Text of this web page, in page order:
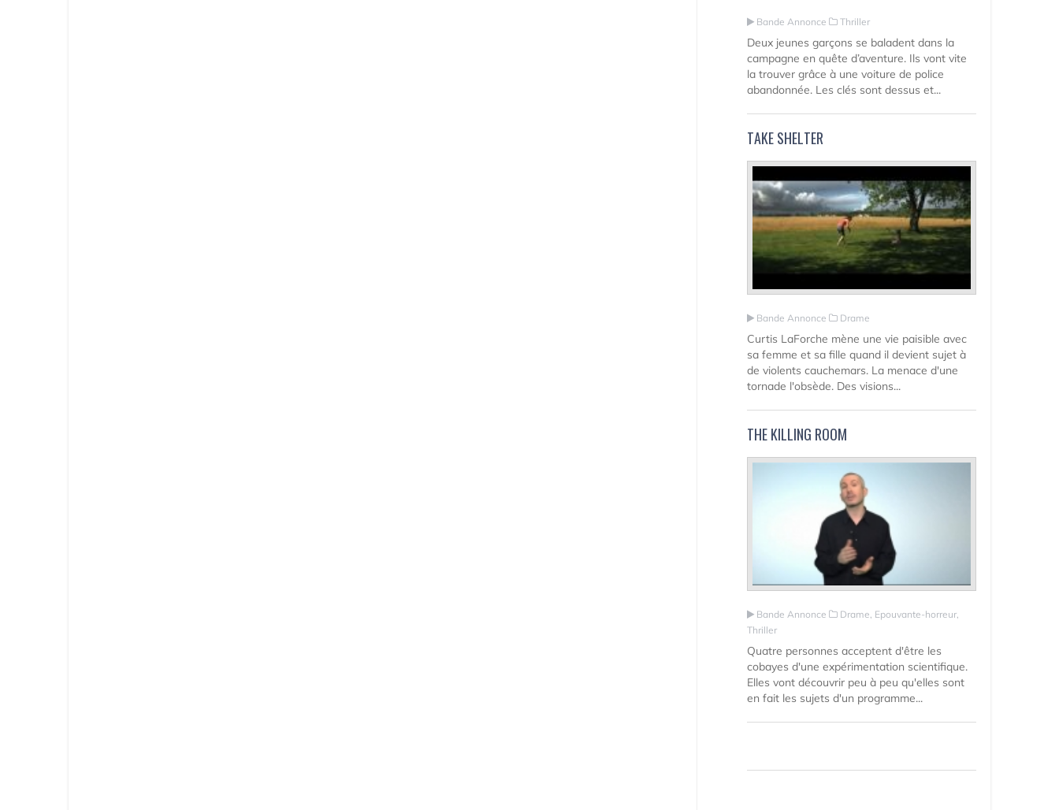
Bande Annonce Thriller
Deux jeunes garçons se baladent dans la
campagne en quête d’aventure. Ils vont vite
la trouver grâce à une voiture de police
abandonnée. Les clés sont dessus et...
TAKE SHELTER
Bande Annonce Drame
Curtis LaForche mène une vie paisible avec
sa femme et sa fille quand il devient sujet à
de violents cauchemars. La menace d'une
tornade l'obsède. Des visions...
THE KILLING ROOM
Bande Annonce
Drame, Epouvante-horreur,
Thriller
Quatre personnes acceptent d'être les
cobayes d'une expérimentation scientifique.
Elles vont découvrir peu à peu qu'elles sont
en fait les sujets d'un programme...